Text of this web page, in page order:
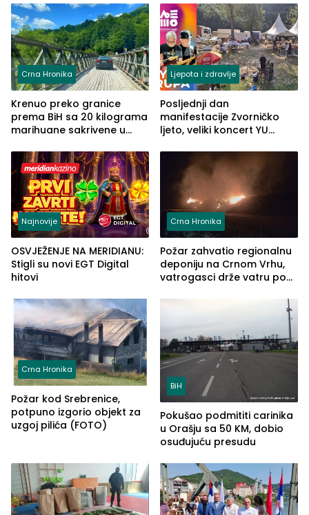
Grčkoj
Crna Hronika
Krenuo preko granice
prema BiH sa 20 kilograma
marihuane sakrivene u
Ljepota i zdravlje
Posljednji dan
manifestacije Zvorničko
ljeto, veliki koncert YU
ove godine
Najnovije
OSVJEŽENJE NA MERIDIANU:
Stigli su novi EGT Digital
hitovi
Crna Hronika
Požar zahvatio regionalnu
deponiju na Crnom Vrhu,
vatrogasci drže vatru pod
Crna Hronika
Požar kod Srebrenice,
potpuno izgorio objekt za
uzgoj pilića (FOTO)
BiH
Pokušao podmititi carinika
u Orašju sa 50 KM, dobio
osuđujuću presudu